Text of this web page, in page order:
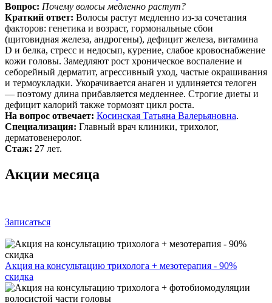
Вопрос: Почему волосы медленно растут?
Краткий ответ: Волосы растут медленно из‑за сочетания
факторов: генетика и возраст, гормональные сбои
(щитовидная железа, андрогены), дефицит железа, витамина
D и белка, стресс и недосып, курение, слабое кровоснабжение
кожи головы. Замедляют рост хроническое воспаление и
себорейный дерматит, агрессивный уход, частые окрашивания
и термоукладки. Укорачивается анаген и удлиняется телоген
— поэтому длина прибавляется медленнее. Строгие диеты и
дефицит калорий также тормозят цикл роста.
На вопрос отвечает: Косинская Татьяна Валерьяновна.
Специализация: Главный врач клиники, трихолог,
дерматовенеролог.
Стаж: 27 лет.
Акции месяца
Записаться
Акция на консультацию трихолога + мезотерапия - 90%
скидка